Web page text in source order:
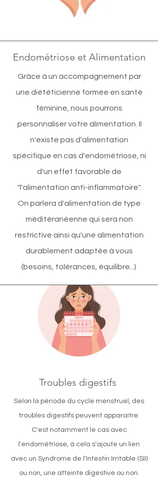
Endométriose et Alimentation
Grâce à un accompagnement par
une diététicienne formée en santé
féminine, nous pourrons
personnaliser votre alimentation. Il
n'existe pas d'alimentation
spécifique en cas d'endométriose, ni
d'un effet favorable de
"l'alimentation anti-inflammatoire".
On parlera d'alimentation de type
méditéranéenne qui sera non
restrictive ainsi qu'une alimentation
durablement adaptée à vous
(besoins, tolérances, équilibre...)
Troubles digestifs
Selon la période du cycle menstruel, des
troubles digestifs peuvent apparaitre.
C'est notamment le cas avec
l'endométriose, à cela s'ajoute un lien
avec un Syndrome de l'Intestin Irritable (SII)
ou non, une atteinte digestive ou non.